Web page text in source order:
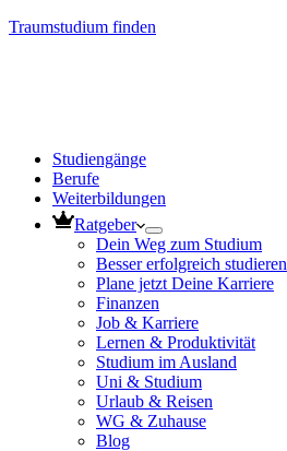
Traumstudium finden
Studiengänge
Berufe
Weiterbildungen
Ratgeber
Dein Weg zum Studium
Besser erfolgreich studieren
Plane jetzt Deine Karriere
Finanzen
Job & Karriere
Lernen & Produktivität
Studium im Ausland
Uni & Studium
Urlaub & Reisen
WG & Zuhause
Blog